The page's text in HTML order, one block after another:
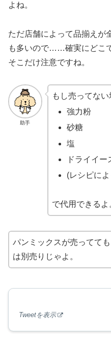
よね。
ただ店舗によって品揃えが
も多いので……確実にどこ
そこだけ注意ですね。
助手
もし売ってない
強力粉
砂糖
塩
ドライイー
(レシピに
で代用できるよ
パンミックスが売ってて
は別売りじゃよ。
Tweetを表示